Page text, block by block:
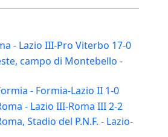
- Lazio III-Pro Viterbo 17-0
campo di Montebello -
- Formia-Lazio II 1-0
- Lazio III-Roma III 2-2
Stadio del P.N.F. - Lazio-